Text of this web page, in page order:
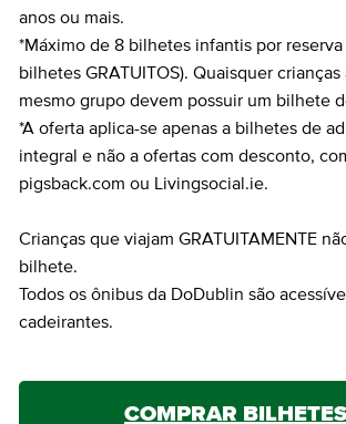
anos ou mais.
*Máximo de 8 bilhetes infantis por
bilhetes GRATUITOS). Quaisquer
mesmo grupo devem possuir um bilhete
*A oferta aplica-se apenas a bilhetes de
integral e não a ofertas com desconto,
pigsback.com ou Livingsocial.ie.
Crianças que viajam GRATUITAMENTE
bilhete.
Todos os ônibus da DoDublin são
cadeirantes.
COMPRAR BILHETES